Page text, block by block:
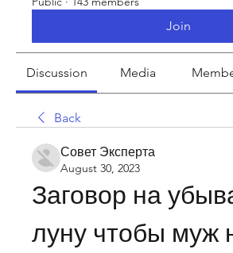
Join
Discussion Media
Back
Совет Эксперта
August 30, 2023
Заговор на
луну чтобы муж